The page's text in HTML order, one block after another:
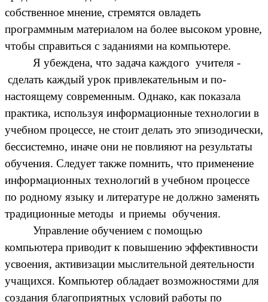
собственное мнение, стремятся овладеть
программным материалом на более высоком уровне,
чтобы справиться с заданиями на компьютере.
Я убеждена, что задача каждого учителя -
сделать каждый урок привлекательным и по-
настоящему современным. Однако, как показала
практика, используя информационные технологии в
учебном процессе, не стоит делать это эпизодически,
бессистемно, иначе они не повлияют на результаты
обучения. Следует также помнить, что применение
информационных технологий в учебном процессе
по родному языку и литературе не должно заменять
традиционные методы и приемы обучения.
Управление обучением с помощью
компьютера приводит к повышению эффективности
усвоения, активизации мыслительной деятельности
учащихся. Компьютер обладает возможностями для
создания благоприятных условий работы по